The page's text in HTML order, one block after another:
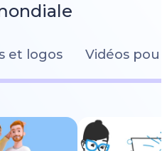
et logos Vidéos